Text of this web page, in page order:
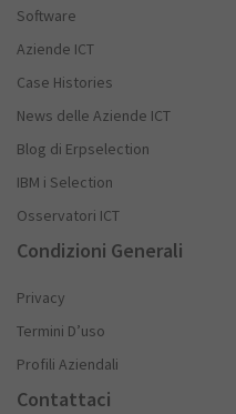
Software
Aziende ICT
Case Histories
News delle Aziende ICT
Blog di Erpselection
IBM i Selection
Osservatori ICT
Condizioni Generali
Privacy
Termini D’uso
Profili Aziendali
Contattaci